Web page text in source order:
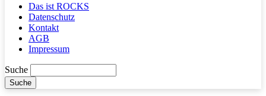
Das ist ROCKS
Datenschutz
Kontakt
AGB
Impressum
Suche